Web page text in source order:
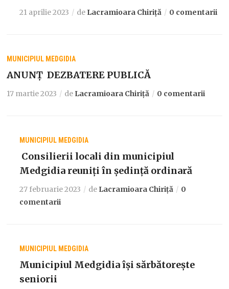
21 aprilie 2023 de Lacramioara Chiriță 0 comentarii
MUNICIPIUL MEDGIDIA
ANUNȚ DEZBATERE PUBLICĂ
17 martie 2023 de Lacramioara Chiriță 0 comentarii
MUNICIPIUL MEDGIDIA
Consilierii locali din municipiul
Medgidia reuniți în ședință ordinară
27 februarie 2023 de Lacramioara Chiriță
0
comentarii
MUNICIPIUL MEDGIDIA
Municipiul Medgidia își sărbătorește
seniorii